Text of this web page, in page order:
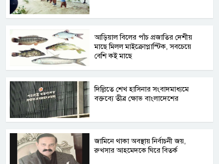
আড়িয়াল বিলের পাঁচ প্রজাতির দেশীয়
মাছে মিলল মাইক্রোপ্লাস্টিক, সবচেয়ে
বেশি কই মাছে
দিল্লিতে শেখ হাসিনার সংবাদমাধ্যমে
বক্তব্যে তীব্র ক্ষোভ বাংলাদেশের
জামিনে থাকা অবস্থায় নির্বাচনী জয়,
রুখসার আহমেদকে ঘিরে বিতর্ক